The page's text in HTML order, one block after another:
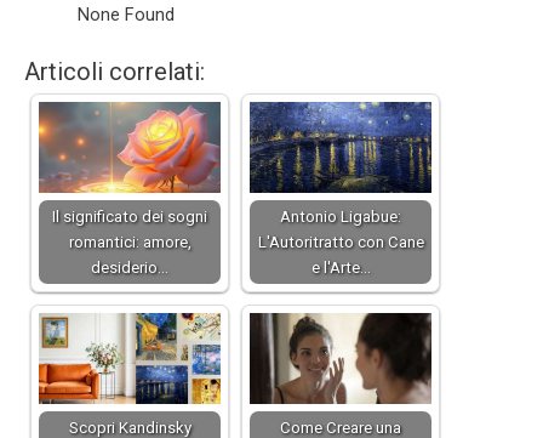
None Found
Articoli correlati:
Il significato dei sogni
romantici: amore,
desiderio…
Antonio Ligabue:
L'Autoritratto con Cane
e l'Arte…
Scopri Kandinsky
Come Creare una